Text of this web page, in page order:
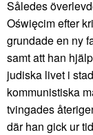
Således
Oświęcim efter
grundade en ny
samt att han
judiska livet i
kommunistiska
tvingades
där han gick ur